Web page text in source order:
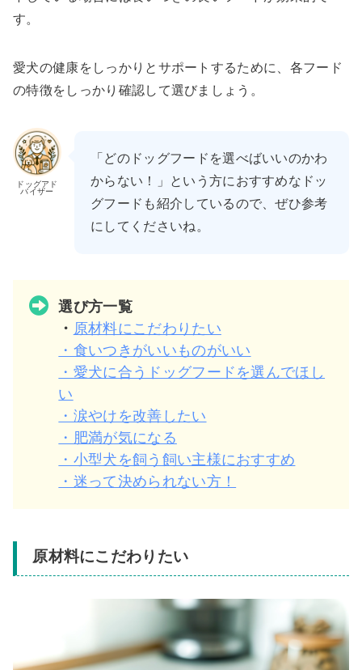
す。
愛犬の健康をしっかりとサポートするために、各フード
の特徴をしっかり確認して選びましょう。
ドッグアド
バイザー
「どのドッグフードを選べばいいのかわ
からない！」という方におすすめなドッ
グフードも紹介しているので、ぜひ参考
にしてくださいね。
選び方一覧
・ 原材料にこだわりたい
・食いつきがいいものがいい
・愛犬に合うドッグフードを選んでほし
い
・涙やけを改善したい
・肥満が気になる
・小型犬を飼う飼い主様におすすめ
・迷って決められない方！
原材料にこだわりたい